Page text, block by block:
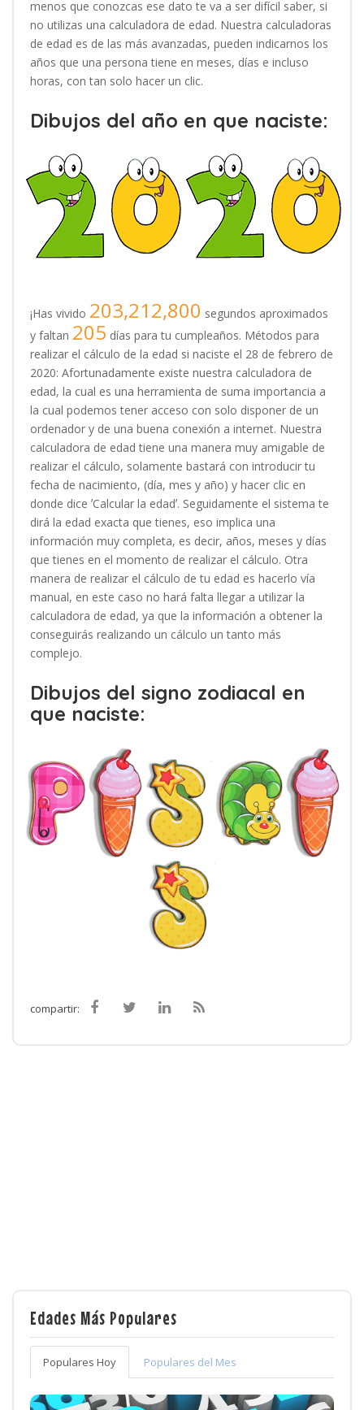
menos que conozcas ese dato te va a ser difícil saber, si
no utilizas una calculadora de edad. Nuestra calculadoras
de edad es de las más avanzadas, pueden indicarnos los
años que una persona tiene en meses, días e incluso
horas, con tan solo hacer un clic.
Dibujos del año en que naciste:
¡Has vivido 203,212,800 segundos aproximados
y faltan 205 días para tu cumpleaños. Métodos para
realizar el cálculo de la edad si naciste el 28 de febrero de
2020: Afortunadamente existe nuestra calculadora de
edad, la cual es una herramienta de suma importancia a
la cual podemos tener acceso con solo disponer de un
ordenador y de una buena conexión a internet. Nuestra
calculadora de edad tiene una manera muy amigable de
realizar el cálculo, solamente bastará con introducir tu
fecha de nacimiento, (día, mes y año) y hacer clic en
donde dice ʼCalcular la edadʼ. Seguidamente el sistema te
dirá la edad exacta que tienes, eso implica una
información muy completa, es decir, años, meses y días
que tienes en el momento de realizar el cálculo. Otra
manera de realizar el cálculo de tu edad es hacerlo vía
manual, en este caso no hará falta llegar a utilizar la
calculadora de edad, ya que la información a obtener la
conseguirás realizando un cálculo un tanto más
complejo.
Dibujos del signo zodiacal en
que naciste:
compartir:
Edades Más Populares
Populares Hoy Populares del Mes